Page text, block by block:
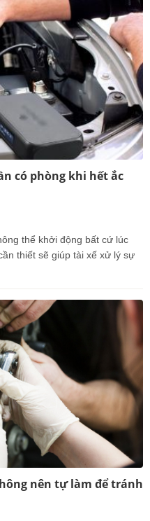
có phòng khi hết ắc
thể khởi động bất cứ lúc
thiết sẽ giúp tài xế xử lý sự
nên tự làm để tránh